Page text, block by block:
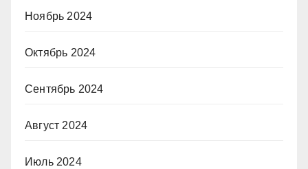
Ноябрь 2024
Октябрь 2024
Сентябрь 2024
Август 2024
Июль 2024